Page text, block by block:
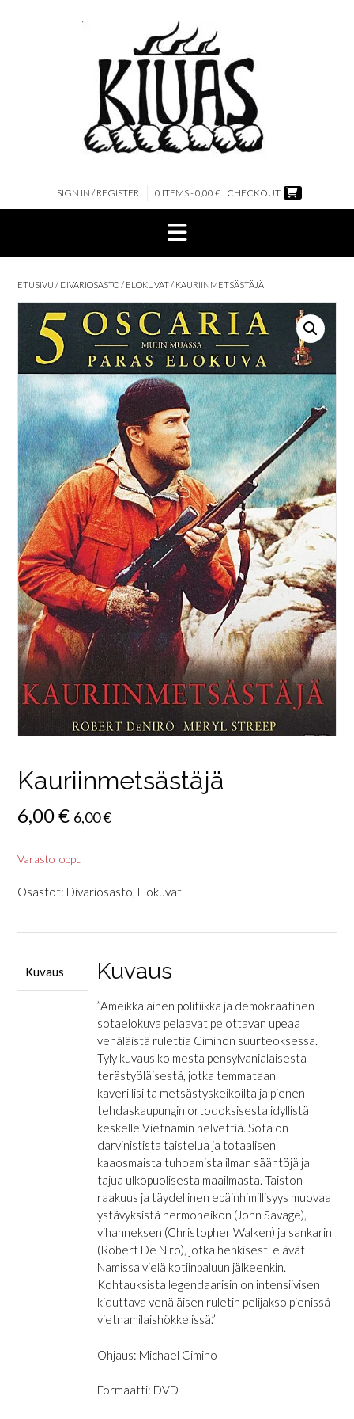
SIGN IN / REGISTER 0 ITEMS - 0,00 € CHECKOUT
ETUSIVU / DIVARIOSASTO/ ELOKUVAT/ KAURIINMETSÄSTÄJÄ
Kauriinmetsästäjä
6,00€ 6,00€
Varasto loppu
Osastot: Divariosasto, Elokuvat
Kuvaus Kuvaus
”Ameikkalainen politiikka ja demokraatinen
sotaelokuva pelaavat pelottavan upeaa
venäläistä rulettia Ciminon suurteoksessa.
Tyly kuvaus kolmesta pensylvanialaisesta
terästyöläisestä, jotka temmataan
kaverillisilta metsästyskeikoilta ja pienen
tehdaskaupungin ortodoksisesta idyllistä
keskelle Vietnamin helvettiä. Sota on
darvinistista taistelua ja totaalisen
kaaosmaista tuhoamista ilman sääntöjä ja
tajua ulkopuolisesta maailmasta. Taiston
raakuus ja täydellinen epäinhimillisyys muovaa
ystävyksistä hermoheikon (John Savage),
vihanneksen (Christopher Walken) ja sankarin
(Robert De Niro), jotka henkisesti elävät
Namissa vielä kotiinpaluun jälkeenkin.
Kohtauksista legendaarisin on intensiivisen
kiduttava venäläisen ruletin pelijakso pienissä
vietnamilaishökkelissä.”
Ohjaus: Michael Cimino
Formaatti: DVD